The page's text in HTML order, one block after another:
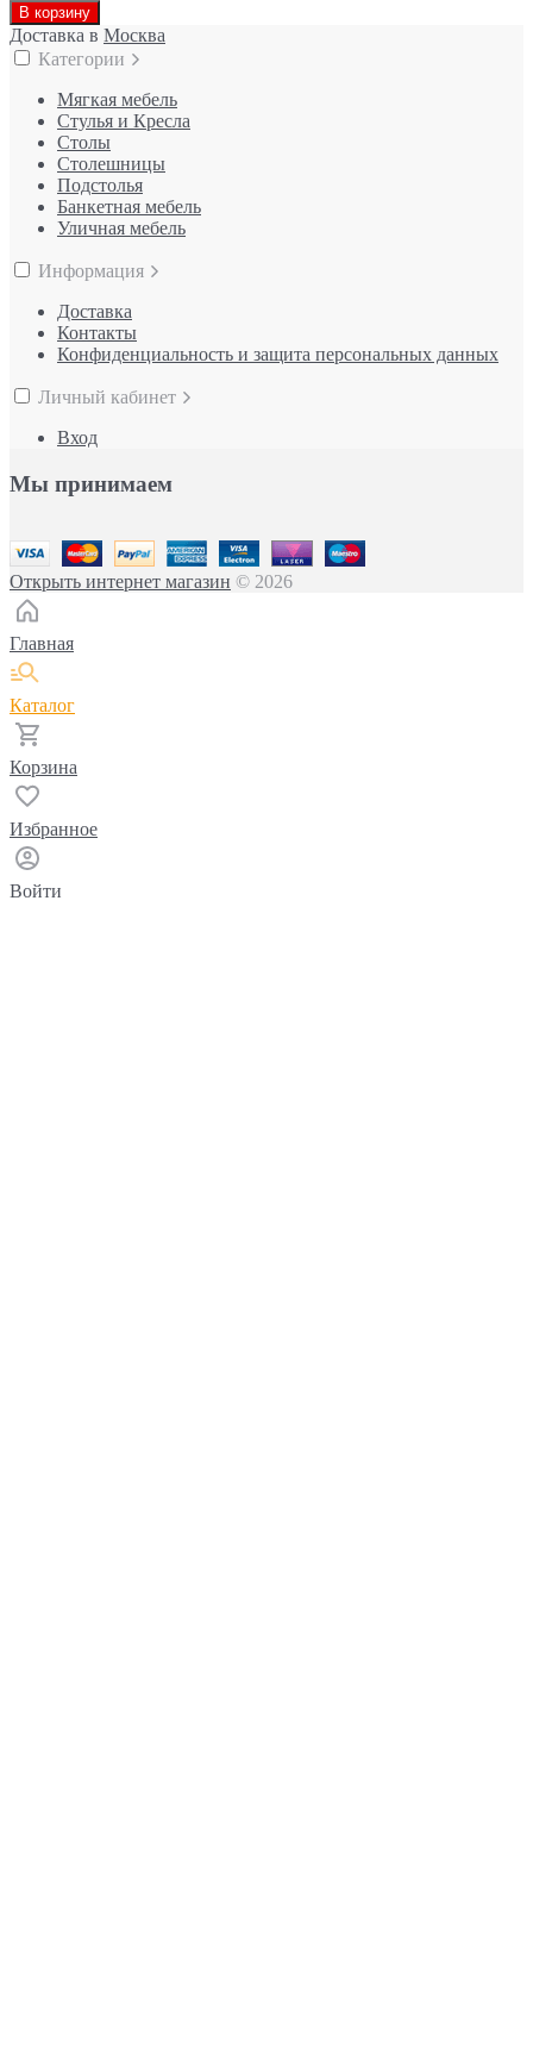
В корзину
Доставка в Москва
Категории
Мягкая мебель
Стулья и Кресла
Столы
Столешницы
Подстолья
Банкетная мебель
Уличная мебель
Информация
Доставка
Контакты
Конфиденциальность и защита персональных данных
Личный кабинет
Вход
Мы принимаем
Открыть интернет магазин © 2026
Главная
Каталог
Корзина
Избранное
Войти